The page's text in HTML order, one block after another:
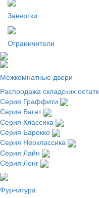
Завертки
Ограничители
Межкомнатные двери
Распродажа складских
Серия Граффити
Серия Багет
Серия Классика
Серия Барокко
Серия Неоклассика
Серия Лайн
Серия Лонг
Фурнитура